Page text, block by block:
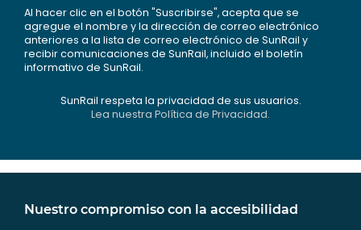
Al hacer clic en el botón "Suscribirse", acepta que se
agregue el nombre y la dirección de correo electrónico
anteriores a la lista de correo electrónico de SunRail y
recibir comunicaciones de SunRail, incluido el boletín
informativo de SunRail.
SunRail respeta la privacidad de sus usuarios.
Lea nuestra Política de Privacidad.
Nuestro compromiso con la accesibilidad